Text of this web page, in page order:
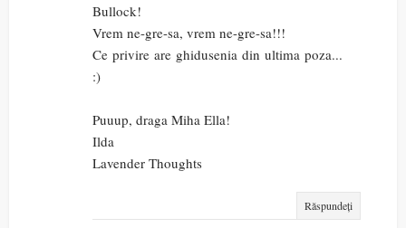
Bullock!
Vrem ne-gre-sa, vrem ne-gre-sa!!!
Ce privire are ghidusenia din ultima poza...
:)
Puuup, draga Miha Ella!
Ilda
Lavender Thoughts
Răspundeți